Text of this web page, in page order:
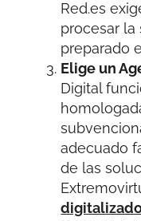
Red.es
procesar la
preparado
Elige un
Digital
adecuado
de las